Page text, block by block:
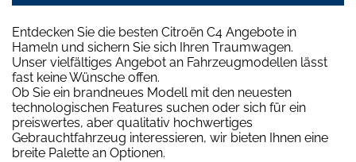
Entdecken Sie die besten Citroën C4 Angebote in
Hameln und sichern Sie sich Ihren Traumwagen.
Unser vielfältiges Angebot an Fahrzeugmodellen lässt
fast keine Wünsche offen.
Ob Sie ein brandneues Modell mit den neuesten
technologischen Features suchen oder sich für ein
preiswertes, aber qualitativ hochwertiges
Gebrauchtfahrzeug interessieren, wir bieten Ihnen eine
breite Palette an Optionen.